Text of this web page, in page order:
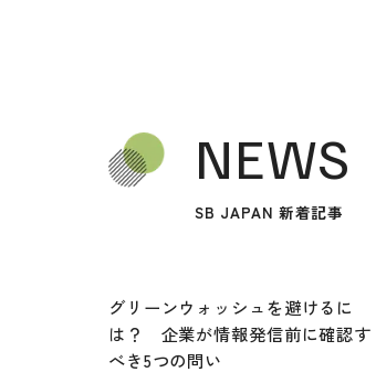
NEWS
SB JAPAN 新着記事
グリーンウォッシュを避けるに
は？ 企業が情報発信前に確認す
べき5つの問い